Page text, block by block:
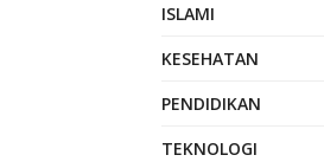
ISLAMI
KESEHATAN
PENDIDIKAN
TEKNOLOGI